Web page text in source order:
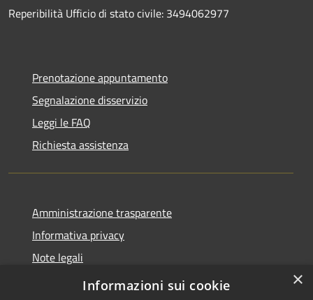
Reperibilità Ufficio di stato civile: 3494062977
Prenotazione appuntamento
Segnalazione disservizio
Leggi le FAQ
Richiesta assistenza
Amministrazione trasparente
Informativa privacy
Note legali
Dichiarazione di accessibilità
×
Informazioni sui cookie